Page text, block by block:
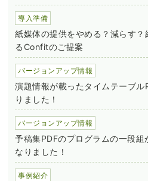
導入準備
紙媒体の提供をやめる？減らす？
るConfitのご提案
バージョンアップ情報
演題情報が載ったタイムテーブ
りました！
バージョンアップ情報
予稿集PDFのプログラムの一段組
なりました！
事例紹介